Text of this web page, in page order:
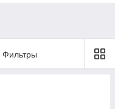
Фильтры